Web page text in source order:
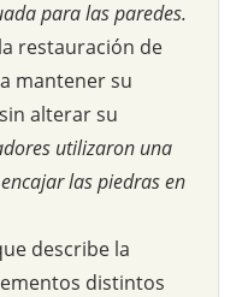
para las paredes.
restauración de
mantener su
alterar su
utilizaron una
las piedras en
describe la
distintos